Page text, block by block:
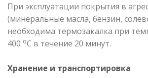
При эксплуатации покрытия в
(минеральные масла, бензин,
необходима термозакалка при
400 оС в течение 20 минут.
Хранение и транспортировка